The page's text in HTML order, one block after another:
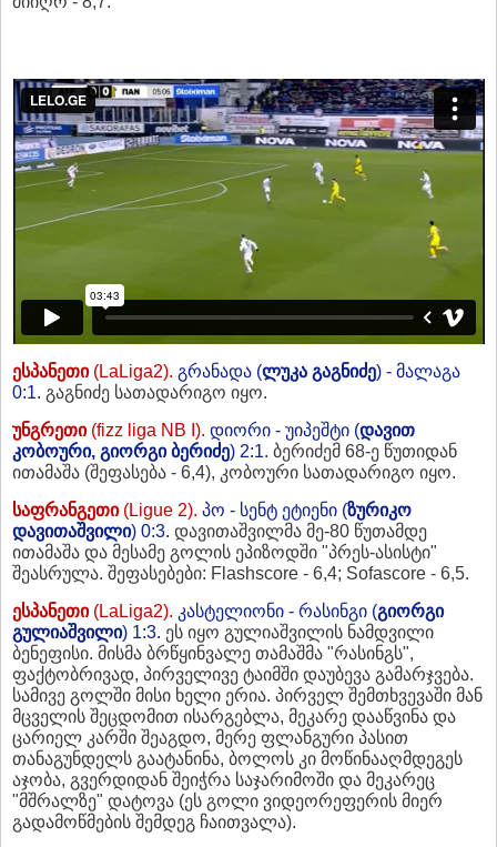
ესპანეთი (LaLiga2). გრანადა (ლუკა გაგნიძე) - მალაგა
0:1. გაგნიძე სათადარიგო იყო.
უნგრეთი (fizz liga NB I). დიორი - უიპეშტი (დავით
კობოური, გიორგი ბერიძე) 2:1. ბერიძემ 68-ე წუთიდან
ითამაშა (შეფასება - 6,4), კობოური სათადარიგო იყო.
საფრანგეთი (Ligue 2). პო - სენტ ეტიენი (ზურიკო
დავითაშვილი) 0:3. დავითაშვილმა მე-80 წუთამდე
ითამაშა და მესამე გოლის ეპიზოდში "პრეს-ასისტი"
შეასრულა. შეფასებები: Flashscore - 6,4; Sofascore - 6,5.
ესპანეთი (LaLiga2). კასტელიონი - რასინგი (გიორგი
გულიაშვილი) 1:3. ეს იყო გულიაშვილის ნამდვილი
ბენეფისი. მისმა ბრწყინვალე თამაშმა "რასინგს",
ფაქტობრივად, პირველივე ტაიმში დაუბევა გამარჯვება.
სამივე გოლში მისი ხელი ერია. პირველ შემთხვევაში მან
მცველის შეცდომით ისარგებლა, მეკარე დააწვინა და
ცარიელ კარში შეაგდო, მერე ფლანგური პასით
თანაგუნდელს გაატანინა, ბოლოს კი მოწინააღმდეგეს
აჯობა, გვერდიდან შეიჭრა საჯარიმოში და მეკარეც
"მშრალზე" დატოვა (ეს გოლი ვიდეორეფერის მიერ
გადამოწმების შემდეგ ჩაითვალა).